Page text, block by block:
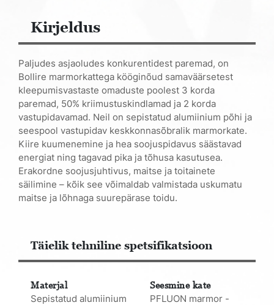
Kirjeldus
Paljudes asjaoludes konkurentidest paremad, on
Bollire marmorkattega kööginõud samaväärsetest
kleepumisvastaste omaduste poolest 3 korda
paremad, 50% kriimustuskindlamad ja 2 korda
vastupidavamad. Neil on sepistatud alumiinium põhi ja
seespool vastupidav keskkonnasõbralik marmorkate.
Kiire kuumenemine ja hea soojuspidavus säästavad
energiat ning tagavad pika ja tõhusa kasutusea.
Erakordne soojusjuhtivus, maitse ja toitainete
säilimine – kõik see võimaldab valmistada uskumatu
maitse ja lõhnaga suurepärase toidu.
Täielik tehniline spetsifikatsioon
Materjal Seesmine kate
Sepistatud alumiinium
PFLUON marmor -